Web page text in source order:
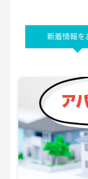
新着情報を